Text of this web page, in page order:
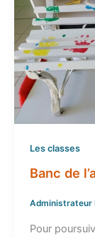
Les classes
Banc de
Administrateur
Pour